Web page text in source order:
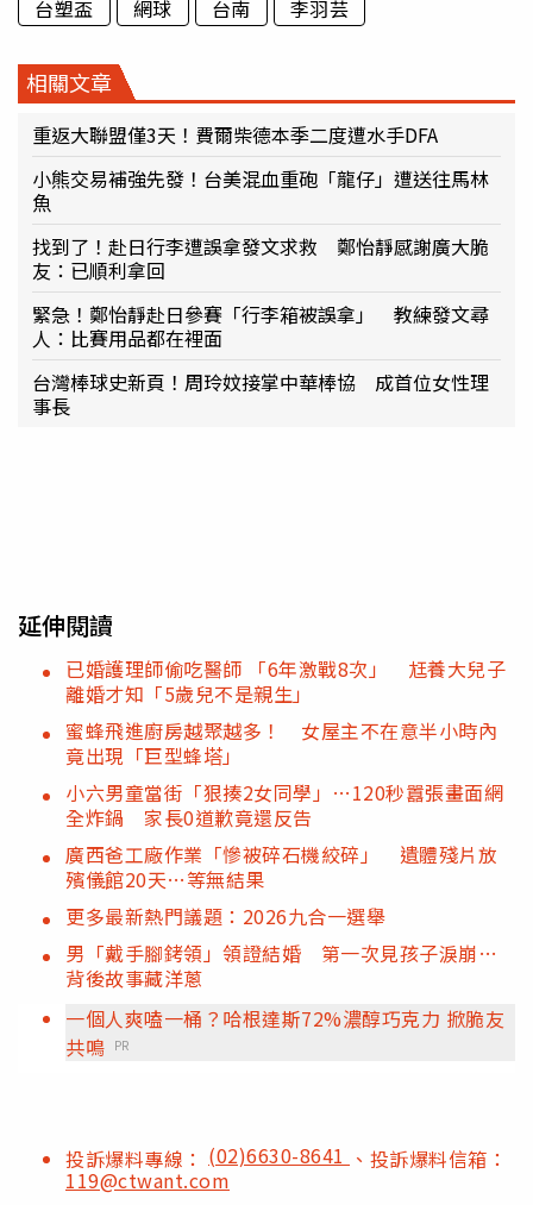
台塑盃 網球 台南 李羽芸
相關文章
重返大聯盟僅3天！費爾柴德本季二度遭水手DFA
小熊交易補強先發！台美混血重砲「龍仔」遭送往馬林
魚
找到了！赴日行李遭誤拿發文求救 鄭怡靜感謝廣大脆
友：已順利拿回
緊急！鄭怡靜赴日參賽「行李箱被誤拿」 教練發文尋
人：比賽用品都在裡面
台灣棒球史新頁！周玲妏接掌中華棒協 成首位女性理
事長
延伸閱讀
已婚護理師偷吃醫師 「6年激戰8次」 尪養大兒子
離婚才知「5歲兒不是親生」
蜜蜂飛進廚房越聚越多！ 女屋主不在意半小時內
竟出現「巨型蜂塔」
小六男童當街「狠揍2女同學」…120秒囂張畫面網
全炸鍋 家長0道歉竟還反告
廣西爸工廠作業「慘被碎石機絞碎」 遺體殘片放
殯儀館20天…等無結果
更多最新熱門議題：2026九合一選舉
男「戴手腳銬領」領證結婚 第一次見孩子淚崩…
背後故事藏洋蔥
一個人爽嗑一桶？哈根達斯72%濃醇巧克力 掀脆友
共鳴 PR
投訴爆料專線： (02)6630-8641 、投訴爆料信箱：
119@ctwant.com